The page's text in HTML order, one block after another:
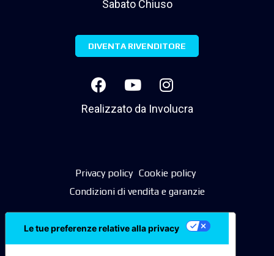
Sabato Chiuso
DIVENTA RIVENDITORE
Realizzato da Involucra
Privacy policy Cookie policy
Condizioni di vendita e garanzie
Le tue preferenze relative alla privacy